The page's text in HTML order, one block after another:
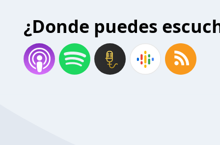
¿Donde puedes